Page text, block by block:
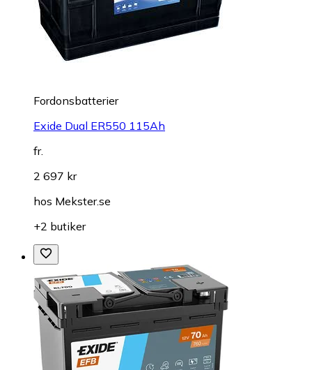
Fordonsbatterier
Exide Dual ER550 115Ah
fr.
2 697 kr
hos Mekster.se
+2 butiker